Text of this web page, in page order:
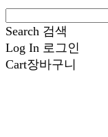
Search 검색
Log In 로그인
Cart장바구니